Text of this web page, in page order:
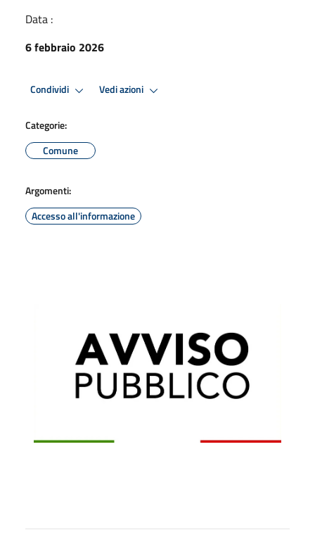
Data :
6 febbraio 2026
Condividi Vedi azioni
Categorie:
Comune
Argomenti:
Accesso all'informazione